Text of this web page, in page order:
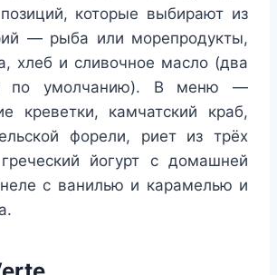
которые выбирают из
— рыба или морепродукты,
хлеб и сливочное масло (два
по умолчанию). В меню —
креветки, камчатский краб,
форели, риет из трёх
йогурт с домашней
с ванилью и карамелью и